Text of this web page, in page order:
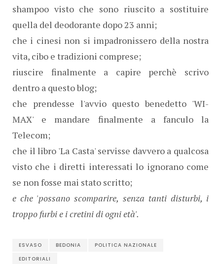
shampoo visto che sono riuscito a sostituire
quella del deodorante dopo 23 anni;
che i cinesi non si impadronissero della nostra
vita, cibo e tradizioni comprese;
riuscire finalmente a capire perchè scrivo
dentro a questo blog;
che prendesse l'avvio questo benedetto 'WI-
MAX' e mandare finalmente a fanculo la
Telecom;
che il libro 'La Casta' servisse davvero a qualcosa
visto che i diretti interessati lo ignorano come
se non fosse mai stato scritto;
e che 'possano scomparire, senza tanti disturbi, i
troppo furbi e i cretini di ogni età'.
ESVASO BEDONIA
POLITICA NAZIONALE
EDITORIALI